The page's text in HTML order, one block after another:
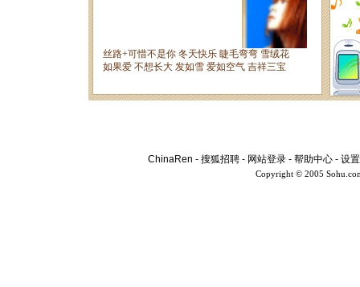
ChinaRen - 搜狐招聘 - 网站登录 - 帮助中心 - 设
Copyright © 2005